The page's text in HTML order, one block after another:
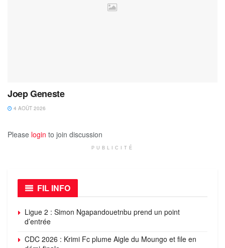
Joep Geneste
4 AOÛT 2026
Please login to join discussion
PUBLICITÉ
FIL INFO
Ligue 2 : Simon Ngapandouetnbu prend un point
d’entrée
CDC 2026 : Krimi Fc plume Aigle du Moungo et file en